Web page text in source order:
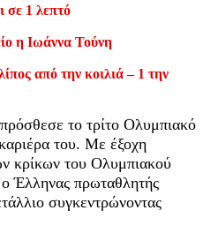
σε 1 λεπτό
η Ιωάννα Τούνη
από την κοιλιά – 1 την
το τρίτο Ολυμπιακό
του. Με έξοχη
κρίκων του Ολυμπιακού
Έλληνας πρωταθλητής
συγκεντρώνοντας